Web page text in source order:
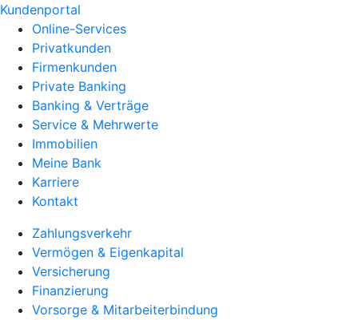
Kundenportal
Online-Services
Privatkunden
Firmenkunden
Private Banking
Banking & Verträge
Service & Mehrwerte
Immobilien
Meine Bank
Karriere
Kontakt
Zahlungsverkehr
Vermögen & Eigenkapital
Versicherung
Finanzierung
Vorsorge & Mitarbeiterbindung